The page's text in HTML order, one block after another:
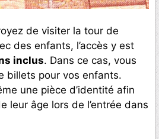
de visiter la tour de
des enfants, l’accès y est
inclus. Dans ce cas, vous
billets pour vos enfants.
une pièce d’identité afin
leur âge lors de l’entrée dans